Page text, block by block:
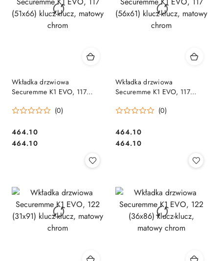
Wkładka drzwiowa
Securemme K1 EVO, 117
chrom
(0)
Cena:
464.10
Cena:
464.10
Wkładka drzwiowa
Securemme K1 EVO, 117
chrom
(0)
Cena:
464.10
Cena:
464.10